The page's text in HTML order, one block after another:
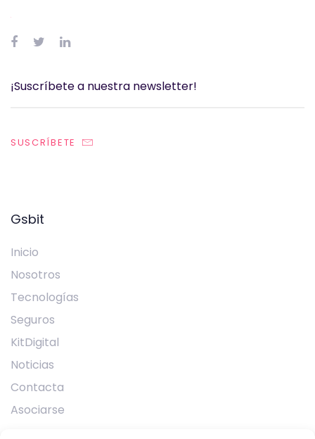
SUSCRÍBETE
Gsbit
Inicio
Nosotros
Tecnologías
Seguros
KitDigital
Noticias
Contacta
Asociarse